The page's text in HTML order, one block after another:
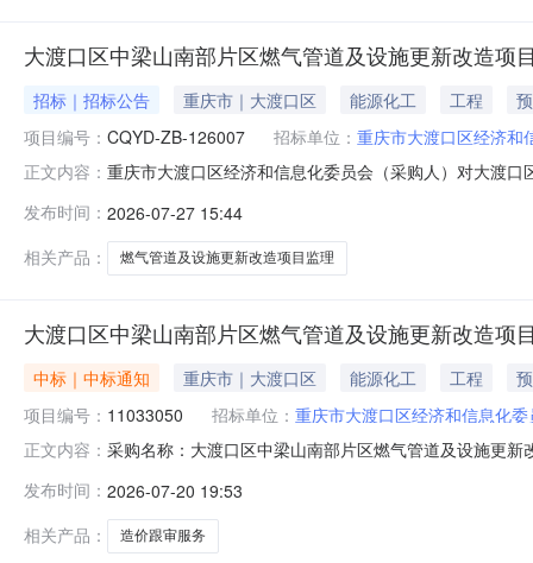
大渡口区中梁山南部片区燃气管道及设施更新改造项
招标｜招标公告 重庆市｜大渡口区 能源化工 工程
项目编号： CQYD-ZB-126007 招标单位： 重庆市大渡口区经济和
正文内容： 重庆市大渡口区经济和信息化委员会（采购人）对大渡
地点：重庆市大渡口区中梁山南部片区，采购人指定地
等片区燃气管道老化更新和居民户内
发布时间： 2026-07-27 15:44
相关产品：
燃气管道及设施更新改造项目监理
大渡口区中梁山南部片区燃气管道及设施更新改造项
中标｜中标通知 重庆市｜大渡口区 能源化工 工程
项目编号： 11033050 招标单位： 重庆市大渡口区经济和信息化委
正文内容： 采购名称：大渡口区中梁山南部片区燃气管道及设施更
价跟审招标代理重庆市义渡工程管理有限公司
发布时间： 2026-07-20 19:53
相关产品：
造价跟审服务